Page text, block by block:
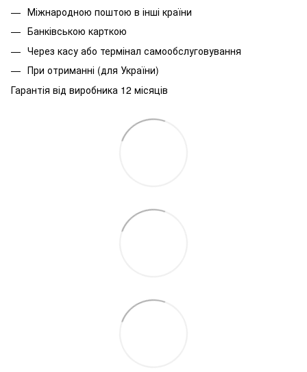
Міжнародною поштою в інші країни
Банківською карткою
Через касу або термінал самообслуговування
При отриманні (для України)
Гарантія від виробника 12 місяців